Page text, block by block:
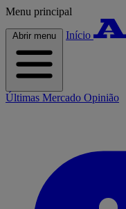
Menu principal
Abrir menu Início
Últimas Mercado Opinião